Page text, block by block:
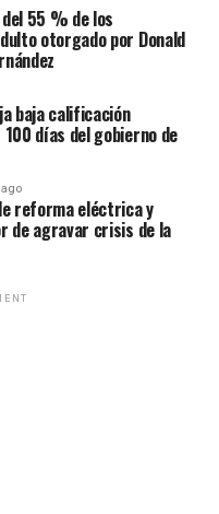
del 55 % de los
otorgado por Donald
baja calificación
días del gobierno de
reforma eléctrica y
de agravar crisis de la